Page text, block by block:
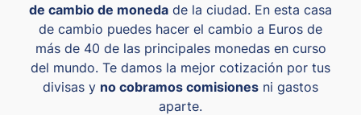
de cambio de moneda de la ciudad. En esta casa
de cambio puedes hacer el cambio a Euros de
más de 40 de las principales monedas en curso
del mundo. Te damos la mejor cotización por tus
divisas y no cobramos comisiones ni gastos
aparte.